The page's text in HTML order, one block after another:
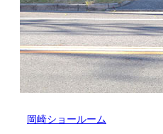
岡崎ショールーム